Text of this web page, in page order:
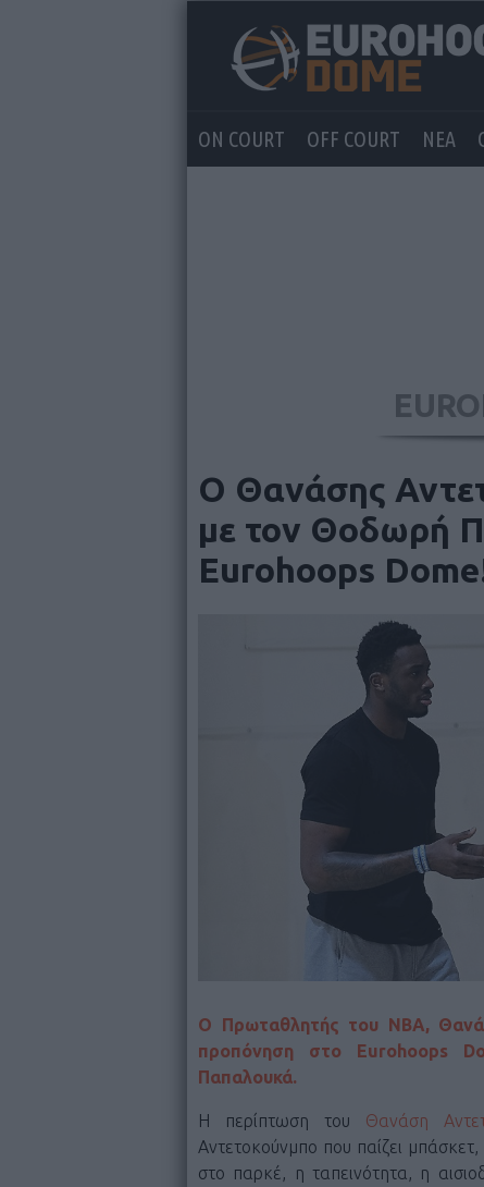
ON COURT OFF COURT ΝΕΑ
Ο Θανάσης
με τον Θοδωρή
Eurohoops
Ο Πρωταθλητής του NBA,
προπόνηση στο Eurohoops
Παπαλουκά.
Η περίπτωση του Θανάση
Αντετοκούνμπο που παίζει
στο παρκέ, η ταπεινότητα, η